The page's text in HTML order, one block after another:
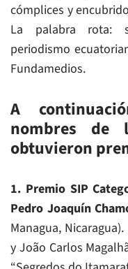
cómplices y
La palabra rota:
periodismo
Fundamedios.
A
nombres de
obtuvieron
1. Premio SIP
Pedro Joaquín
Managua,
y João Carlos